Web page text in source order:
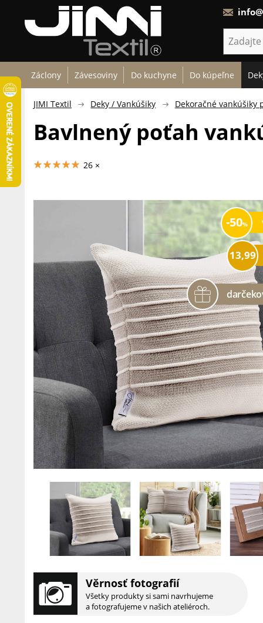
Záclony Závesoviny Do kuchyne Do kúpeľne
JIMI Textil Deky / Vankúšiky Dekoračné vankúšiky
26 ×
Bavlnený poťah
50
13,99
Věrnosť fotografií
Všetky produkty si sami navrhujeme
a fotografujeme v našich ateliéroch.